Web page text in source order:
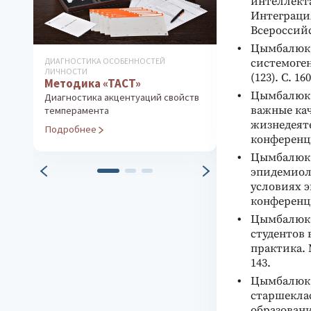
Цымбалюк
(123). С.
Цымбалюк
важные
Цымбалюк
условиях
Цымбалюк
студентов
практика.
143.
Цымбалюк
ДИАГНОСТИКА ОСОБЕННОСТЕЙ
ЛИЧНОСТИ
Методика «ТАСТ»
Диагностика акцентуаций свойств
темперамента
Подробнее
Методика
Групповое
Экспресс-
Подробнее